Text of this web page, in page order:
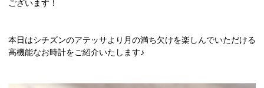
ございます！
本日はシチズンのアテッサより月の満ち欠けを楽しんでいただける
高機能なお時計をご紹介いたします♪